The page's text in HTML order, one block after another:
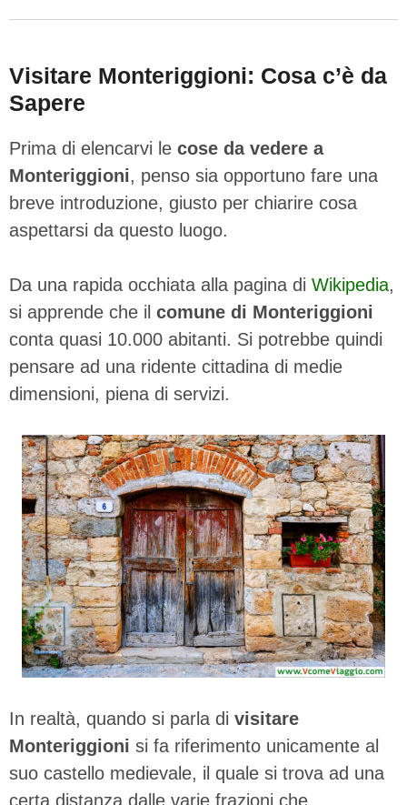
Visitare Monteriggioni: Cosa c’è da
Sapere
Prima di elencarvi le cose da vedere a
Monteriggioni, penso sia opportuno fare una
breve introduzione, giusto per chiarire cosa
aspettarsi da questo luogo.
Da una rapida occhiata alla pagina di Wikipedia,
si apprende che il comune di Monteriggioni
conta quasi 10.000 abitanti. Si potrebbe quindi
pensare ad una ridente cittadina di medie
dimensioni, piena di servizi.
In realtà, quando si parla di visitare
Monteriggioni si fa riferimento unicamente al
suo castello medievale, il quale si trova ad una
certa distanza dalle varie frazioni che